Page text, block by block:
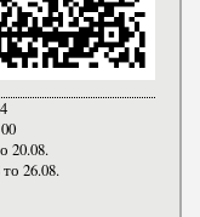
20.08.
26.08.